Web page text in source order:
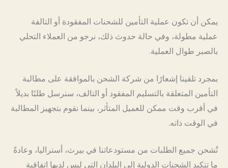
يمكن أن تكون عملية التأمين للشحنات المفقودة أو التالفة
عملية مطولة، وفي حالة حدوث ذلك، نرجو من العملاء التحلي
بالصبر طوال العملية.
بمجرد تلقينا إشعارًا من شركة الشحن بالموافقة على مطالبة
التأمين المتعلقة بالتسليم المفقود أو التالف، سنرسل طلبًا بديلاً
في أقرب وقت ممكن للعميل المتأثر، بينما نقوم بتجهيز المطالبة
في الوقت ذاته.
تُشحن جميع الطلبات من مستودعاتنا في بيرث، أستراليا، وعادةً
ما تتكبد الشحنات الدولية إلى البلدان التي ليس لديها اتفاقية